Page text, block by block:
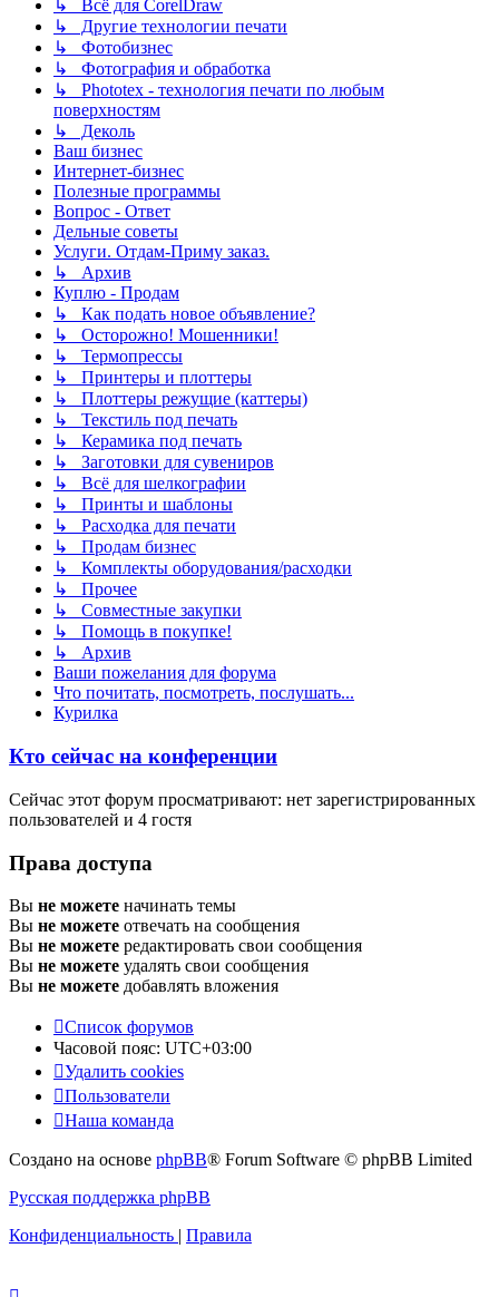
↳ Всё для CorelDraw
↳ Другие технологии печати
↳ Фотобизнес
↳ Фотография и обработка
↳ Phototex - технология печати по любым
поверхностям
↳ Деколь
Ваш бизнес
Интернет-бизнес
Полезные программы
Вопрос - Ответ
Дельные советы
Услуги. Отдам-Приму заказ.
↳ Архив
Куплю - Продам
↳ Как подать новое объявление?
↳ Осторожно! Мошенники!
↳ Термопрессы
↳ Принтеры и плоттеры
↳ Плоттеры режущие (каттеры)
↳ Текстиль под печать
↳ Керамика под печать
↳ Заготовки для сувениров
↳ Всё для шелкографии
↳ Принты и шаблоны
↳ Расходка для печати
↳ Продам бизнес
↳ Комплекты оборудования/расходки
↳ Прочее
↳ Совместные закупки
↳ Помощь в покупке!
↳ Архив
Ваши пожелания для форума
Что почитать, посмотреть, послушать...
Курилка
Кто сейчас на конференции
Сейчас этот форум просматривают: нет зарегистрированных
пользователей и 4 гостя
Права доступа
Вы не можете начинать темы
Вы не можете отвечать на сообщения
Вы не можете редактировать свои сообщения
Вы не можете удалять свои сообщения
Вы не можете добавлять вложения
Список форумов
Часовой пояс: UTC+03:00
Удалить cookies
Пользователи
Наша команда
Создано на основе phpBB® Forum Software © phpBB Limited
Русская поддержка phpBB
Конфиденциальность | Правила